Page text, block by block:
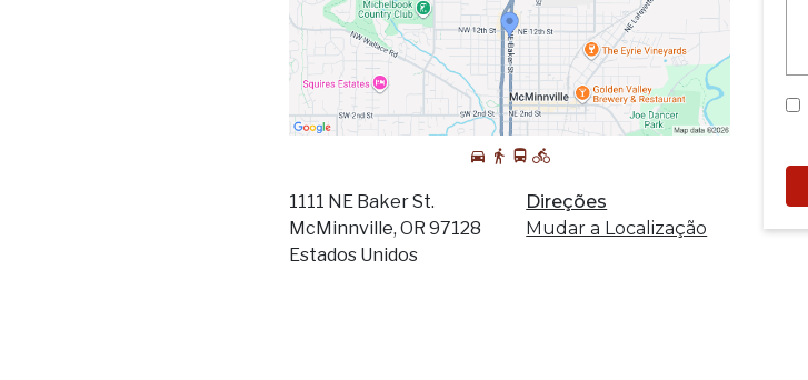
1111 NE Baker St.
McMinnville, OR 97128
Estados Unidos
Direções
Mudar a Localização